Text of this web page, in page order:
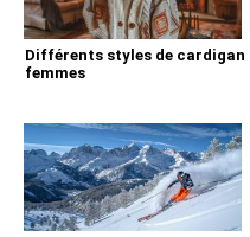
Différents styles de cardigan
femmes